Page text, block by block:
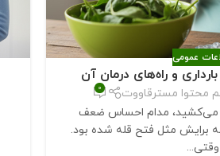
عمومی
و راه‌های درمان آن
محتوا مسترقاووت 0
مدام احساس ضعف
برایش مثل فتح قله شده بود.
وقتی...